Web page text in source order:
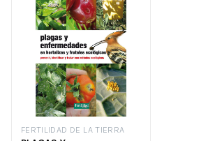
FERTILIDAD DE LA TIERRA